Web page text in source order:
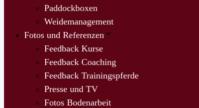
Paddockboxen
Weidemanagement
Fotos und Referenzen
Feedback Kurse
Feedback Coaching
Feedback Trainingspferde
Presse und TV
Fotos Bodenarbeit